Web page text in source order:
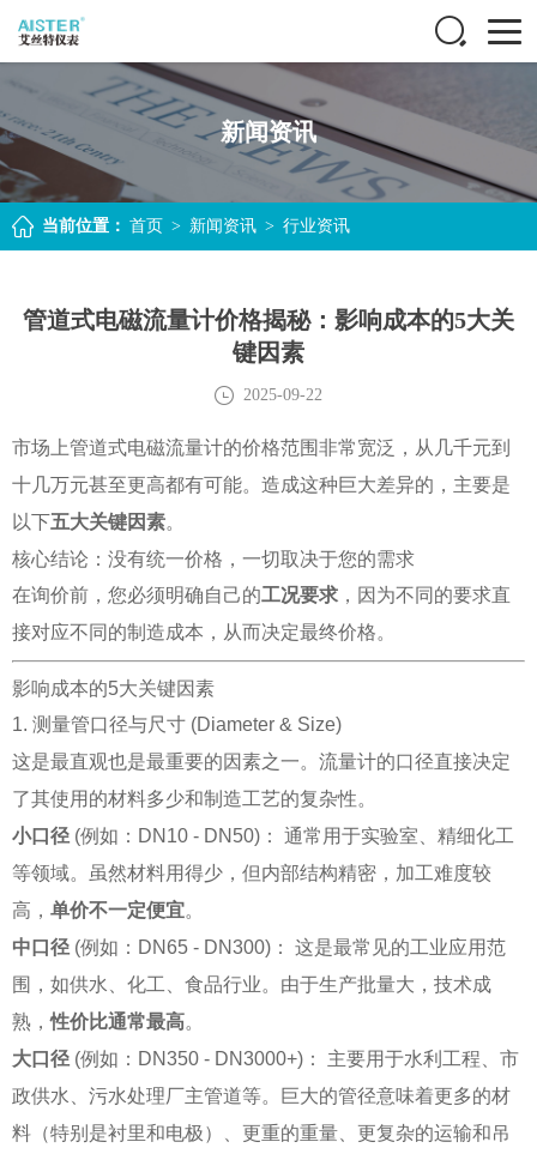
新闻资讯
当前位置： 首页 > 新闻资讯 > 行业资讯
管道式电磁流量计价格揭秘：影响成本的5大关
键因素
2025-09-22
市场上管道式电磁流量计的价格范围非常宽泛，从几千元到
十几万元甚至更高都有可能。造成这种巨大差异的，主要是
以下五大关键因素。
核心结论：没有统一价格，一切取决于您的需求
在询价前，您必须明确自己的工况要求 ，因为不同的要求直
接对应不同的制造成本，从而决定最终价格。
影响成本的5大关键因素
1. 测量管口径与尺寸 (Diameter & Size)
这是最直观也是最重要的因素之一。流量计的口径直接决定
了其使用的材料多少和制造工艺的复杂性。
小口径 (例如：DN10 - DN50)： 通常用于实验室、精细化工
等领域。虽然材料用得少，但内部结构精密，加工难度较
高， 单价不一定便宜。
中口径 (例如：DN65 - DN300)： 这是最常见的工业应用范
围，如供水、化工、食品行业。由于生产批量大，技术成
熟，性价比通常最高。
大口径 (例如：DN350 - DN3000+)： 主要用于水利工程、市
政供水、污水处理厂主管道等。巨大的管径意味着更多的材
料（特别是衬里和电极）、更重的重量、更复杂的运输和吊